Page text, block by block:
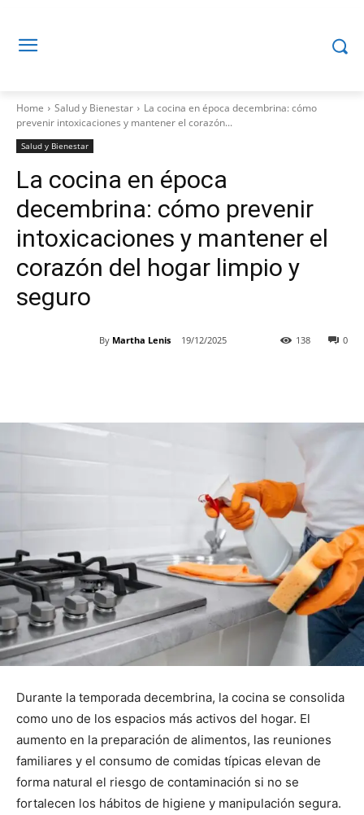
Home Salud y Bienestar
La cocina en época decembrina: cómo
prevenir intoxicaciones y mantener el corazón...
Salud y Bienestar
La cocina en época
decembrina: cómo prevenir
intoxicaciones y mantener el
corazón del hogar limpio y
seguro
By Martha Lenis 19/12/2025 0
138
Durante la temporada decembrina, la cocina se consolida
como uno de los espacios más activos del hogar. El
aumento en la preparación de alimentos, las reuniones
familiares y el consumo de comidas típicas elevan de
forma natural el riesgo de contaminación si no se
fortalecen los hábitos de higiene y manipulación segura.